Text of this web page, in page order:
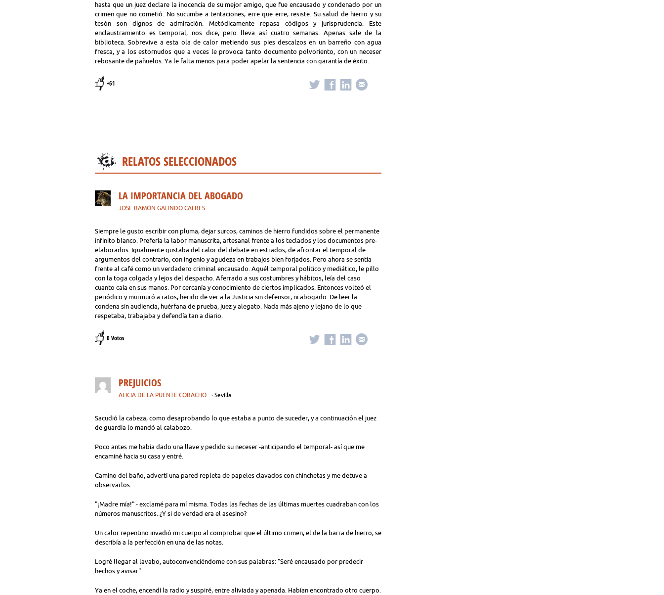
hasta que un juez declare la inocencia de su mejor amigo, que fue encausado y condenado por un
crimen que no cometió. No sucumbe a tentaciones, erre que erre, resiste. Su salud de hierro y su
tesón son dignos de admiración. Metódicamente repasa códigos y jurisprudencia. Este
enclaustramiento es temporal, nos dice, pero lleva así cuatro semanas. Apenas sale de la
biblioteca. Sobrevive a esta ola de calor metiendo sus pies descalzos en un barreño con agua
fresca, y a los estornudos que a veces le provoca tanto documento polvoriento, con un neceser
rebosante de pañuelos. Ya le falta menos para poder apelar la sentencia con garantía de éxito.
+61
RELATOS SELECCIONADOS
LA IMPORTANCIA DEL ABOGADO
JOSE RAMÓN GALINDO CALRES
Siempre le gusto escribir con pluma, dejar surcos, caminos de hierro fundidos sobre el permanente
infinito blanco. Prefería la labor manuscrita, artesanal frente a los teclados y los documentos pre-
elaborados. Igualmente gustaba del calor del debate en estrados, de afrontar el temporal de
argumentos del contrario, con ingenio y agudeza en trabajos bien forjados. Pero ahora se sentía
frente al café como un verdadero criminal encausado. Aquél temporal político y mediático, le pillo
con la toga colgada y lejos del despacho. Aferrado a sus costumbres y hábitos, leía del caso
cuanto caía en sus manos. Por cercanía y conocimiento de ciertos implicados. Entonces volteó el
periódico y murmuró a ratos, herido de ver a la Justicia sin defensor, ni abogado. De leer la
condena sin audiencia, huérfana de prueba, juez y alegato. Nada más ajeno y lejano de lo que
respetaba, trabajaba y defendía tan a diario.
0 Votos
PREJUICIOS
ALICIA DE LA PUENTE COBACHO · Sevilla
Sacudió la cabeza, como desaprobando lo que estaba a punto de suceder, y a continuación el juez
de guardia lo mandó al calabozo.
Poco antes me había dado una llave y pedido su neceser -anticipando el temporal- así que me
encaminé hacia su casa y entré.
Camino del baño, advertí una pared repleta de papeles clavados con chinchetas y me detuve a
observarlos.
"¡Madre mía!" - exclamé para mí misma. Todas las fechas de las últimas muertes cuadraban con los
números manuscritos. ¿Y si de verdad era el asesino?
Un calor repentino invadió mi cuerpo al comprobar que el último crimen, el de la barra de hierro, se
describía a la perfección en una de las notas.
Logré llegar al lavabo, autoconvenciéndome con sus palabras: "Seré encausado por predecir
hechos y avisar".
Ya en el coche, encendí la radio y suspiré, entre aliviada y apenada. Habían encontrado otro cuerpo.